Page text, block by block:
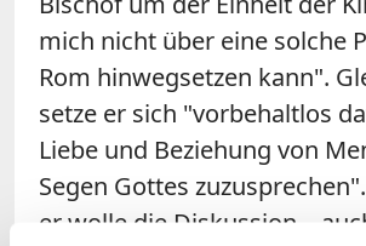
mich nicht über eine solche
Rom hinwegsetzen kann".
setze er sich "vorbehaltlos
Liebe und Beziehung von
Segen Gottes
er wolle die Diskussion –